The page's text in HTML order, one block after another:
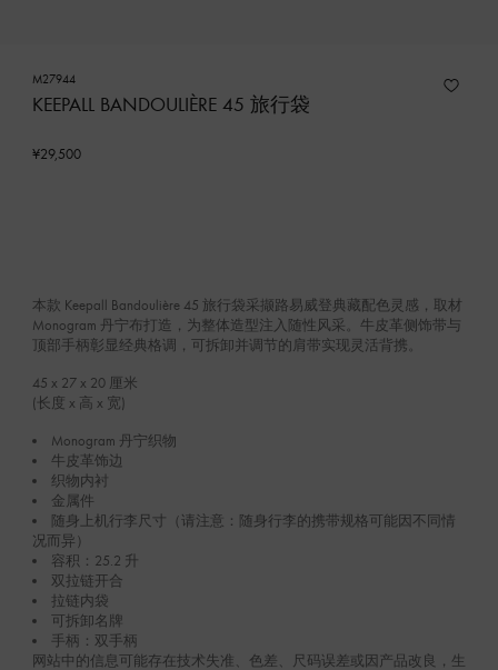
M27944
KEEPALL BANDOULIÈRE 45 旅行袋
¥29,500
本款 Keepall Bandoulière 45 旅行袋采撷路易威登典藏配色灵感，取材
Monogram 丹宁布打造，为整体造型注入随性风采。牛皮革侧饰带与
顶部手柄彰显经典格调，可拆卸并调节的肩带实现灵活背携。
45 x 27 x 20厘米
(长度 x 高 x 宽)
Monogram 丹宁织物
牛皮革饰边
织物内衬
金属件
随身上机行李尺寸（请注意：随身行李的携带规格可能因不同情
况而异）
容积：25.2 升
双拉链开合
拉链内袋
可拆卸名牌
手柄：双手柄
网站中的信息可能存在技术失准、色差、尺码误差或因产品改良，生